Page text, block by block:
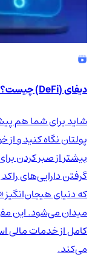
دیفای (DeFi) چیست؟ از وام‌دهی تا کسب درآمد
شاید برای شما هم
پولتان نگاه کنید و از
بیشتر از صبر کردن
گرفتن دارایی‌های
میدان می‌شود. این
کامل از خدمات مالی
می‌کند.